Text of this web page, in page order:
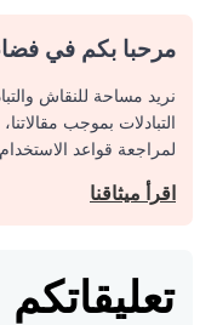
مرحبا بكم في
نريد مساحة للنقاش
التبادلات بموجب
لمراجعة قواعد
اقرأ ميثاقنا
تعليقاتكم